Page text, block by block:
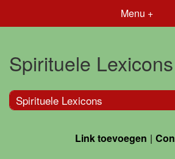
Menu +
Spirituele Lexicons
Spirituele Lexicons
Link toevoegen